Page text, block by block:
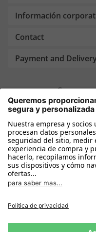
Información
Contact
Payment and
Compra
Más tiendas online
España